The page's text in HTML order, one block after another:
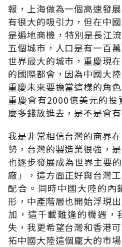
報，上海做為一個高速發
有很大的吸引力，但在中
是遍地商機，特別是長江
五個城市，人口是有一百
世界最大的城市，重慶現
的國際都會，因為中國大
重慶未來要擔當這樣的角
重慶會有2000億美元的
麼多錢放進去，是不是會
我是非常相信台灣的商界
勢，台灣的製造業很強，
也逐步發展成為世界主要
廠」，這方面正好與台灣
配合。同時中國大陸的內
形，中產階層也開始浮現
加，這千載難逢的機遇，
失，我更希望台灣和香港
拓中國大陸這個龐大的市場